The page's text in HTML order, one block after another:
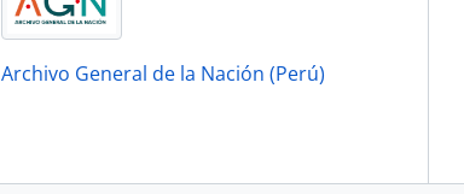
Archivo General de la Nación (Perú)